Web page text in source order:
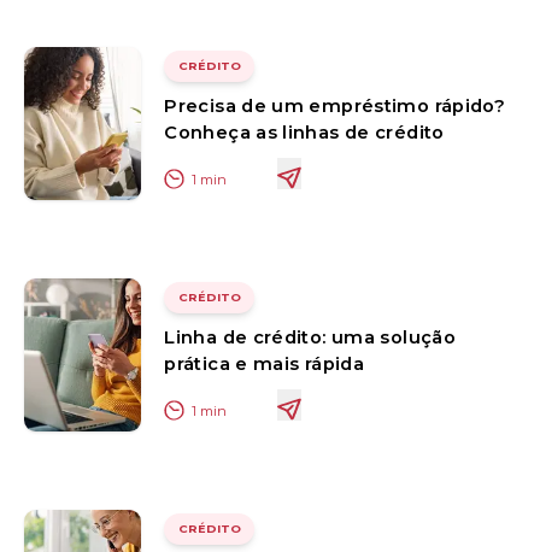
CRÉDITO
Precisa de um empréstimo rápido?
Conheça as linhas de crédito
1 min
CRÉDITO
Linha de crédito: uma solução
prática e mais rápida
1 min
CRÉDITO